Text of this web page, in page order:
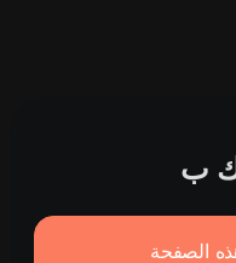
ب
الصفحة